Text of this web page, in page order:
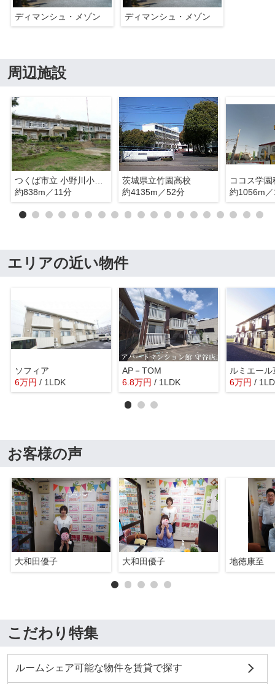
ディマンシュ・メゾン ディマンシュ・メゾン
周辺施設
つくば市立 小野川小学校
約838m／11分
茨城県立竹園高校
約4135m／52分
ココス学
約1056m
エリアの近い物件
ソフィア
6万円 / 1LDK
AP－TOM
6.8万円 / 1LDK
ルミエー
6万円 /
お客様の声
大和田優子 大和田優子 地徳康至
こだわり特集
ルームシェア可能な物件を賃貸で探す